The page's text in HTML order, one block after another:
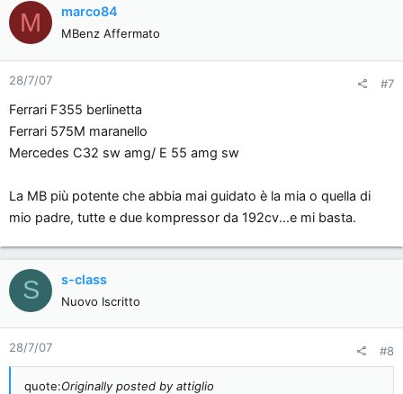
M marco84
MBenz Affermato
28/7/07 #7
Ferrari F355 berlinetta
Ferrari 575M maranello
Mercedes C32 sw amg/ E 55 amg sw
La MB più potente che abbia mai guidato è la mia o quella di
mio padre, tutte e due kompressor da 192cv...e mi basta.
S s-class
Nuovo Iscritto
28/7/07 #8
quote:Originally posted by attiglio